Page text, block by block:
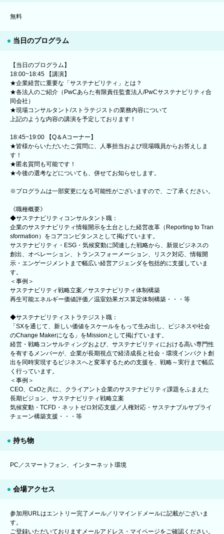
無料
当日のプログラム
【当日のプログラム】
18:00~18:45 【講演】
★企業経営に重要な「サステナビリティ」とは？
★各法人のご紹介（PwCあらた有限責任監査法人/PwCサステナビリティ合
同会社）
★現場コンサルタント/ストラテジストの業務内容について
上記のような内容の講演を予定しております！
18:45~19:00 【Q＆Aコーナー】
★皆様からいただいたご質問に、人事担当および現場職員からお答えしま
す！
★匿名質問も可能です！
★今後の選考などについても、併せてお知らせします。
※プログラムは一部変更になる可能性がございますので、ご了承ください。
《職種概要》
◆サステナビリティコンサルタント職：
企業のサステナビリティ情報開示を土台とした経営改革（Reporting to Tran
sformation）をコアコンピタンスとして掲げています。
サステナビリティ・ESG・気候変動に関連した戦略から、新規ビジネスの
創出、オペレーション、トランスフォーメーション、リスク対応、情報開
示・エンゲージメントまで幅広い経営アジェンダを包括的に支援していま
す。
＜事例＞
サステナビリティ戦略立案／サステナビリティ体制構築
再生可能エネルギー価値評価／温室効果ガス算定体制構築・・・等
◆サステナビリティストラテジスト職：
「SXを通じて、新しい価値をスケールをもって生み出し、ビジネスや社会
のChange Makerになる」をMissionとして掲げています。
経営・戦略コンサルティングおよび、サステナビリティにおける高い専門性
を有するメンバーが、企業が長期視点で経済成長と社会・環境インパクト創
出を同時実現するビジネスへと変革するための支援を、戦略～実行まで幅広
く行っています。
＜事例＞
CEO、CxOと共に、クライアント企業のサステナビリティ課題をふまえた
長期ビジョン、サステナビリティ戦略立案
気候変動・TCFD・ネットゼロ対応支援／人権対応・サステナブルサプライ
チェーン構築支援・・・等
持ち物
PC／スマートフォン、インターネット環境
会場アクセス
参加用URLはエントリー完了メール／リマインドメールに記載がございま
す。
ご登録いただいておりますメールアドレス・マイページをご確認ください。